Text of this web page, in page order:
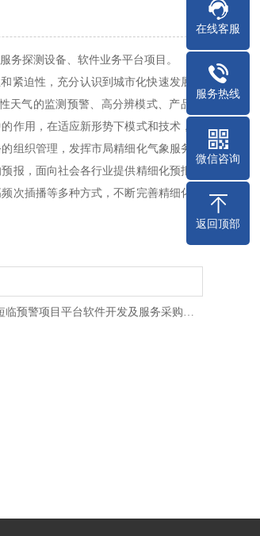
务探测设备、软件业务平台项目。
紧迫性，充分认识到城市化快速发展和
气的监测预警、高分辨模式、产品应
作用，在适应新形势下模式和技术，建
组织管理，发挥市局精细化气象服务的
报，面向社会各行业提供精细化预报服
次插播等多种方式，不断完善精细化预
临预警项目平台软件开发及服务采购…
在线客服
服务热线
微信咨询
返回顶部